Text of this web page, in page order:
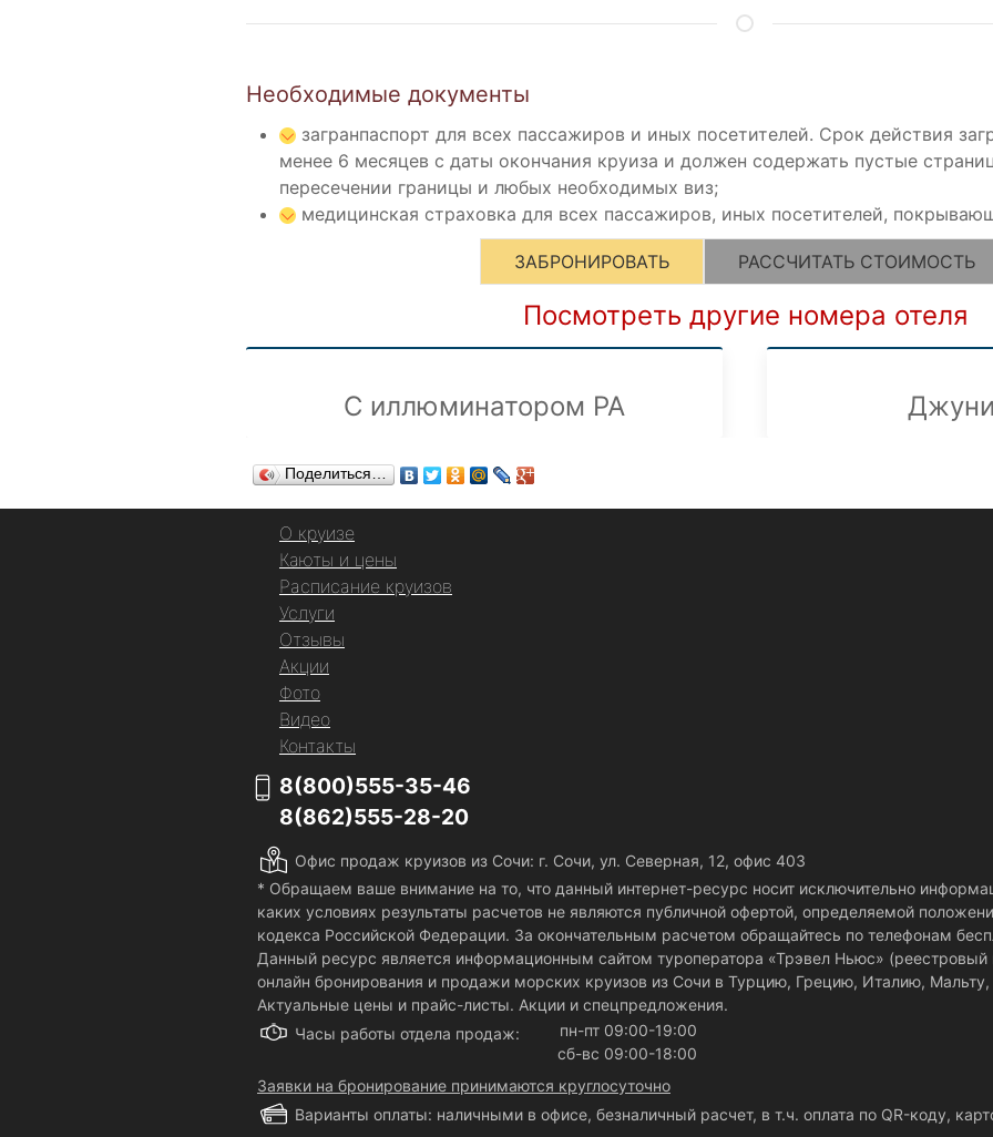
Необходимые документы
загранпаспорт для всех пассажиров и иных посетителей. Срок действия
менее 6 месяцев с даты окончания круиза и должен содержать пустые
пересечении границы и любых необходимых виз;
медицинская страховка для всех пассажиров, иных посетителей,
ЗАБРОНИРОВАТЬ РАССЧИТАТЬ СТОИМОСТЬ
Посмотреть другие номера отеля
С иллюминатором PA
Поделиться…
О круизе
Каюты и цены
Расписание круизов
Услуги
Отзывы
Акции
Фото
Видео
Контакты
8(800)555-35-46
8(862)555-28-20
Офис продаж круизов из Сочи: г. Сочи, ул. Северная, 12, офис 403
* Обращаем ваше внимание на то, что данный интернет-ресурс носит исключительно
каких условиях результаты расчетов не являются публичной офертой, определяемой
кодекса Российской Федерации. За окончательным расчетом обращайтесь по телефонам
Данный ресурс является информационным сайтом туроператора «Трэвел Ньюс»
онлайн бронирования и продажи морских круизов из Сочи в Турцию, Грецию, Италию, Мальту,
Актуальные цены и прайс-листы. Акции и спецпредложения.
Часы работы отдела продаж:
пн-пт 09:00-19:00
сб-вс 09:00-18:00
Заявки на бронирование принимаются круглосуточно
Варианты оплаты: наличными в офисе, безналичный расчет, в т.ч. оплата по QR-коду,